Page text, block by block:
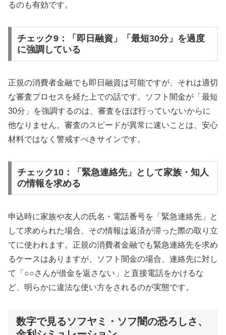
るのも有効です。
チェック9：「即日融資」「最短30分」を過度
に強調している
正規の消費者金融でも即日融資は可能ですが、それは適切
な審査プロセスを経た上での話です。ソフト闇金が「最短
30分」を強調するのは、審査をほぼ行っていないからに
他なりません。審査のスピードが異常に速いことは、安心
材料ではなく警戒すべきサインです。
チェック10：「緊急連絡先」として家族・知人
の情報を求める
申込時に家族や友人の氏名・電話番号を「緊急連絡先」と
して求められた場合、その情報は返済が滞った際の取り立
てに使われます。正規の消費者金融でも緊急連絡先を求め
るケースはありますが、ソフト闇金の場合、連絡先に対し
て「○○さんが借金を返さない」と直接電話をかけるな
ど、明らかに違法な使い方をされるのが実態です。
数字で見るソフヤミ・ソフ闇の恐ろしさ、